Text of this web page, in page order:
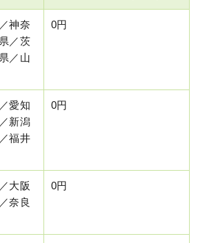
神奈
／茨
／山
0円
愛知
新潟
福井
0円
大阪
奈良
0円